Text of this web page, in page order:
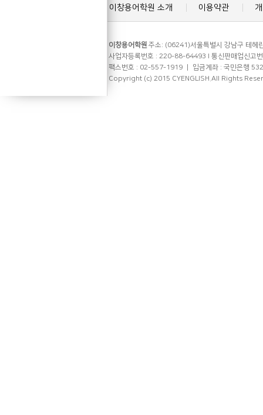
이창용어학원 소개 이용약관
이창용어학원 주소: (06241)서울특별시 강남구 테헤
사업자등록번호 : 220-88-64493 l 통신판매업신고
팩스번호 : 02-557-1919 ㅣ 입금계좌 : 국민은행
Copyright (c) 2015 CYENGLISH.All Rights